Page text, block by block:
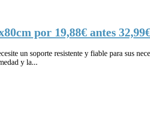
por 19,88€ antes
un soporte resistente y fiable para sus
y la...